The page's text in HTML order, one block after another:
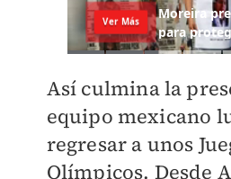
Así culmina la
equipo mexicano
regresar a unos
Olímpicos. Desde